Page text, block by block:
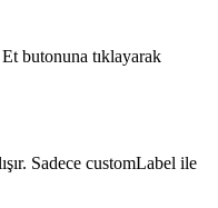
butonuna tıklayarak
Sadece customLabel ile